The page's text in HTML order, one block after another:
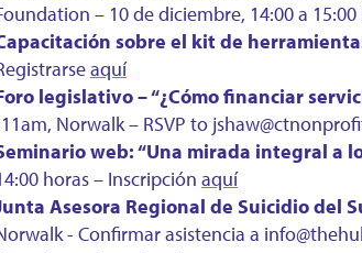
– 10 de diciembre, 14:00 a
sobre el kit de
aquí
legislativo – “¿Cómo financiar
Norwalk – RSVP to
web: “Una mirada integral a
horas – Inscripción aquí
Asesora Regional de Suicidio del
- Confirmar asistencia a